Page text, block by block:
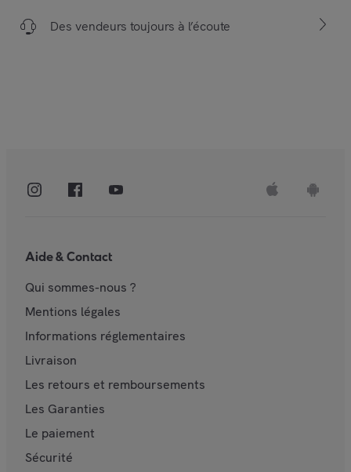
Des vendeurs toujours à l’écoute
Aide & Contact
Qui sommes-nous ?
Mentions légales
Informations réglementaires
Livraison
Les retours et remboursements
Les Garanties
Le paiement
Sécurité